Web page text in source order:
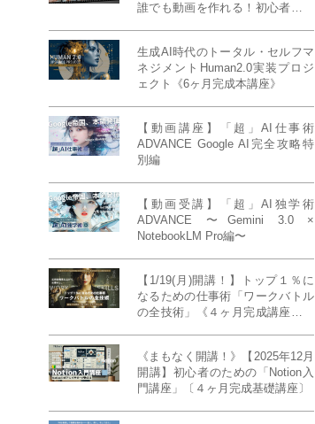
誰でも動画を作れる！初心者から
生成AI時代のトータル・セルフマ
ネジメントHuman2.0実装プロジ
ェクト《6ヶ月完成本講座》
【動画講座】「超」AI仕事術
ADVANCE Google AI完全攻略特
別編
【動画受講】「超」AI独学術
ADVANCE 〜Gemini 3.0 ×
NotebookLM Pro編〜
【1/19(月)開講！】トップ１％に
なるための仕事術「ワークバトル
の全技術」《４ヶ月完成講座》ー
《まもなく開講！》【2025年12月
開講】初心者のための「Notion入
門講座」〔４ヶ月完成基礎講座〕